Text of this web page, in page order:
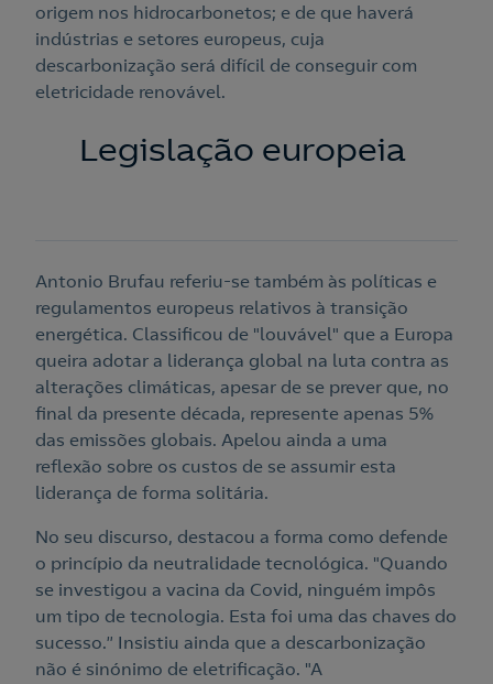
origem nos hidrocarbonetos; e de que haverá
indústrias e setores europeus, cuja
descarbonização será difícil de conseguir com
eletricidade renovável.
Legislação europeia
Antonio Brufau referiu-se também às políticas e
regulamentos europeus relativos à transição
energética. Classificou de "louvável" que a Europa
queira adotar a liderança global na luta contra as
alterações climáticas, apesar de se prever que, no
final da presente década, represente apenas 5%
das emissões globais. Apelou ainda a uma
reflexão sobre os custos de se assumir esta
liderança de forma solitária.
No seu discurso, destacou a forma como defende
o princípio da neutralidade tecnológica. "Quando
se investigou a vacina da Covid, ninguém impôs
um tipo de tecnologia. Esta foi uma das chaves do
sucesso.” Insistiu ainda que a descarbonização
não é sinónimo de eletrificação. "A